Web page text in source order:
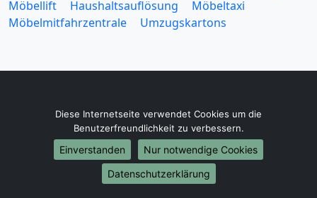
Möbellift
Haushaltsauflösung
Möbeltaxi
Möbelmitfahrzentrale
Umzugskartons
Europa-Umzüge
Umzug von Gelsenkirchen nach Belarus
Umzug von Gelsenkirchen nach Belgien
Umzug von Gelsenkirchen nach Bulgarien
Umzug von Gelsenkirchen nach Dänemark
Diese Internetseite verwendet Cookies um die
Benutzerfreundlichkeit zu verbessern.
Einverstanden
Nur notwendige Cookies
Datenschutzerklärung